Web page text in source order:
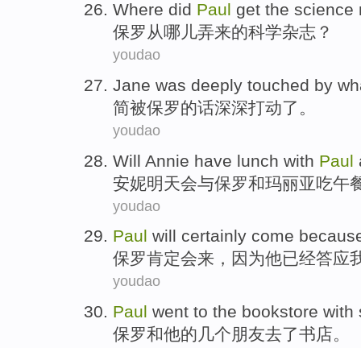
Where did Paul get the science
保罗从哪儿弄来的科学杂志？
youdao
Jane was deeply touched by
简被保罗的话深深打动了。
youdao
Will Annie have lunch with Paul
安妮明天会与保罗和玛丽亚吃午
youdao
Paul will certainly come
保罗肯定会来，因为他已经答应
youdao
Paul went to the bookstore
保罗和他的几个朋友去了书店。